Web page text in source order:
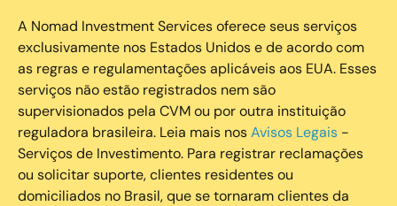
A Nomad Investment Services oferece seus serviços
exclusivamente nos Estados Unidos e de acordo com
as regras e regulamentações aplicáveis aos EUA. Esses
serviços não estão registrados nem são
supervisionados pela CVM ou por outra instituição
reguladora brasileira. Leia mais nosAvisos Legais -
Serviços de Investimento. Para registrar reclamações
ou solicitar suporte, clientes residentes ou
domiciliados no Brasil, que se tornaram clientes da